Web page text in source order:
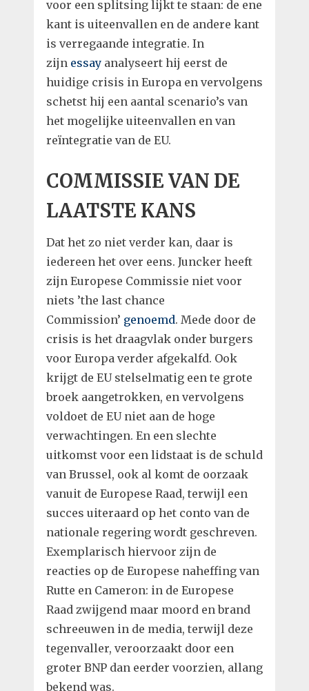
voor een splitsing lijkt te staan: de ene
kant is uiteenvallen en de andere kant
is verregaande integratie. In
zijn essay analyseert hij eerst de
huidige crisis in Europa en vervolgens
schetst hij een aantal scenario’s van
het mogelijke uiteenvallen en van
reïntegratie van de EU.
COMMISSIE VAN DE
LAATSTE KANS
Dat het zo niet verder kan, daar is
iedereen het over eens. Juncker heeft
zijn Europese Commissie niet voor
niets ’the last chance
Commission’ genoemd. Mede door de
crisis is het draagvlak onder burgers
voor Europa verder afgekalfd. Ook
krijgt de EU stelselmatig een te grote
broek aangetrokken, en vervolgens
voldoet de EU niet aan de hoge
verwachtingen. En een slechte
uitkomst voor een lidstaat is de schuld
van Brussel, ook al komt de oorzaak
vanuit de Europese Raad, terwijl een
succes uiteraard op het conto van de
nationale regering wordt geschreven.
Exemplarisch hiervoor zijn de
reacties op de Europese naheffing van
Rutte en Cameron: in de Europese
Raad zwijgend maar moord en brand
schreeuwen in de media, terwijl deze
tegenvaller, veroorzaakt door een
groter BNP dan eerder voorzien, allang
bekend was.